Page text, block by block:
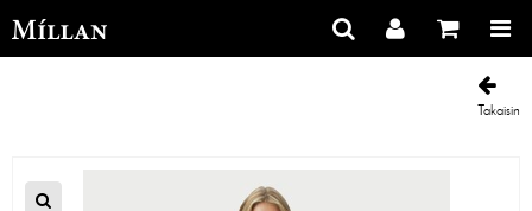
Takaisin